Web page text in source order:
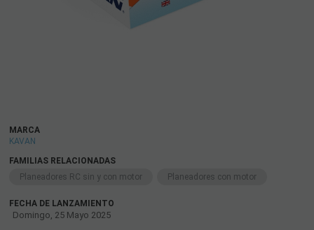
MARCA
KAVAN
FAMILIAS RELACIONADAS
Planeadores RC sin y con motor
Planeadores con motor
FECHA DE LANZAMIENTO
Domingo, 25 Mayo 2025